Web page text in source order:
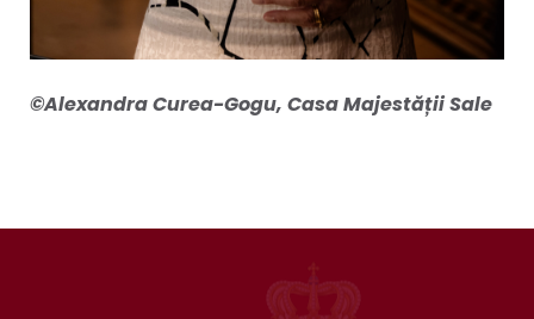
©Alexandra Curea-Gogu, Casa Majestății Sale